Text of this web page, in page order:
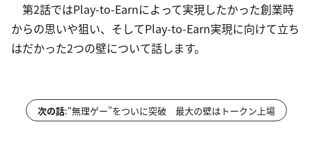
第2話ではPlay-to-Earnによって実現したかった創業時
からの思いや狙い、そしてPlay-to-Earn実現に向けて立ち
はだかった2つの壁について話します。
次の話:“無理ゲー”をついに突破 最大の壁はトークン上場